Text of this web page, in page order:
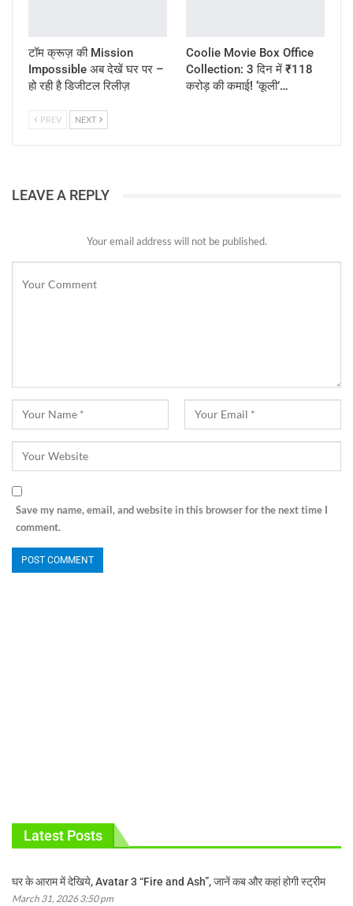
टॉम क्रूज़ की Mission
Impossible अब देखें घर पर –
हो रही है डिजीटल रिलीज़
Coolie Movie Box Office
Collection: 3 दिन में ₹118
करोड़ की कमाई! ‘कूली’…
PREV NEXT
LEAVE A REPLY
Your email address will not be published.
Save my name, email, and website in this browser for the next time I
comment.
Latest Posts
घर के आराम में देखिये, Avatar 3 “Fire and Ash”, जानें कब और कहां होगी स्ट्रीम
March 31, 2026 3:50 pm